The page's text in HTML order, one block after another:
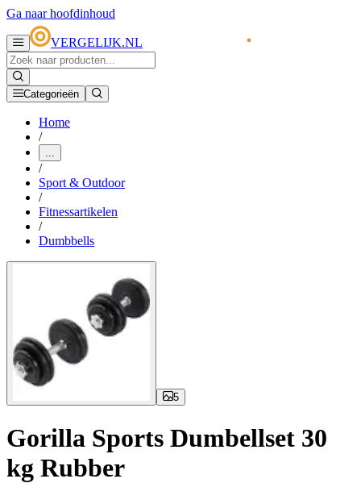
Ga naar hoofdinhoud
VERGELIJK.NL
Categorieën
Home
/
...
/
Sport & Outdoor
/
Fitnessartikelen
/
Dumbbells
5
Gorilla Sports Dumbellset 30
kg Rubber